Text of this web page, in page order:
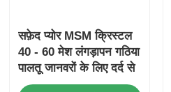
सफ़ेद प्योर MSM क्रिस्टल
40 - 60 मेश लंगड़ापन गठिया
पालतू जानवरों के लिए दर्द से
राहत